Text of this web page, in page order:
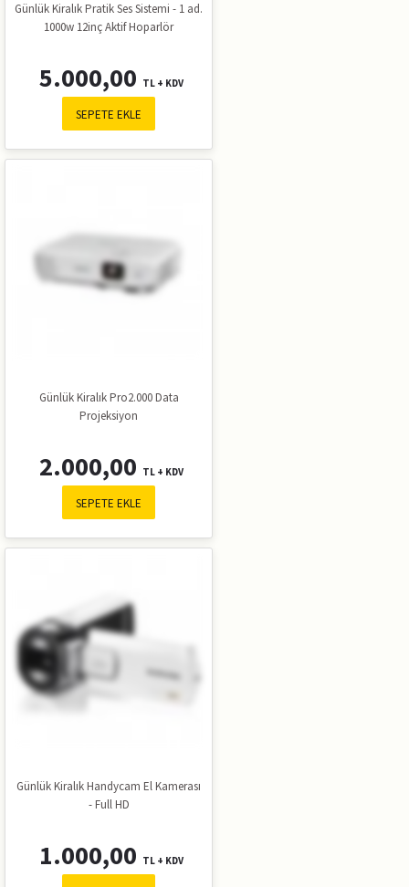
Günlük Kiralık Pratik Ses Sistemi - 1 ad.
1000w 12inç Aktif Hoparlör
5.000,00 TL + KDV
SEPETE EKLE
Günlük Kiralık Pro2.000 Data
Projeksiyon
2.000,00 TL + KDV
SEPETE EKLE
Günlük Kiralık Handycam El Kamerası
- Full HD
1.000,00 TL + KDV